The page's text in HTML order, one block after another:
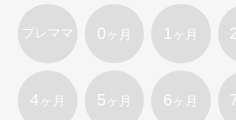
プレママ 0 ヶ月 1 ヶ月
4 ヶ月 5 ヶ月 6 ヶ月